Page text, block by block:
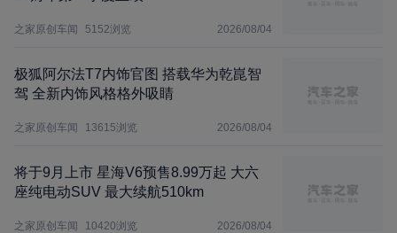
之家原创车闻 5152浏览 2026/08/04
极狐阿尔法T7内饰官图 搭载华为乾崑智
驾 全新内饰风格格外吸睛
之家原创车闻 13615浏览 2026/08/04
将于9月上市 星海V6预售8.99万起 大六
座纯电动SUV 最大续航510km
之家原创车闻 10420浏览 2026/08/04